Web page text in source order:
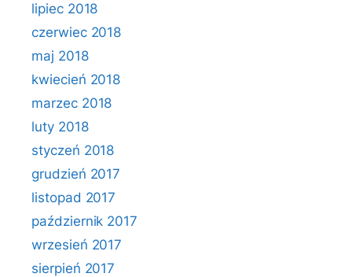
lipiec 2018
czerwiec 2018
maj 2018
kwiecień 2018
marzec 2018
luty 2018
styczeń 2018
grudzień 2017
listopad 2017
październik 2017
wrzesień 2017
sierpień 2017